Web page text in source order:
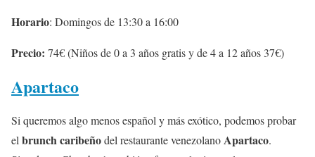
Horario: Domingos de 13:30 a 16:00
Precio: 74€ (Niños de 0 a 3 años gratis y de 4 a 12 años 37€)
Apartaco
Si queremos algo menos español y más exótico, podemos probar
el brunch caribeñodel restaurante venezolanoApartaco.